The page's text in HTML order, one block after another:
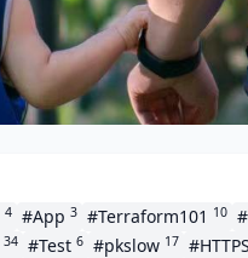
4 #App 3 #Terraform101 10
34 #Test 6 #pkslow 17 #HTTPS